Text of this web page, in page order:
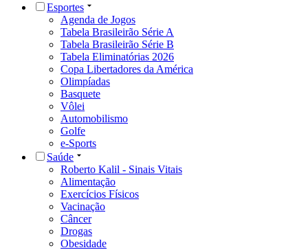
Esportes
Agenda de Jogos
Tabela Brasileirão Série A
Tabela Brasileirão Série B
Tabela Eliminatórias 2026
Copa Libertadores da América
Olimpíadas
Basquete
Vôlei
Automobilismo
Golfe
e-Sports
Saúde
Roberto Kalil - Sinais Vitais
Alimentação
Exercícios Físicos
Vacinação
Câncer
Drogas
Obesidade